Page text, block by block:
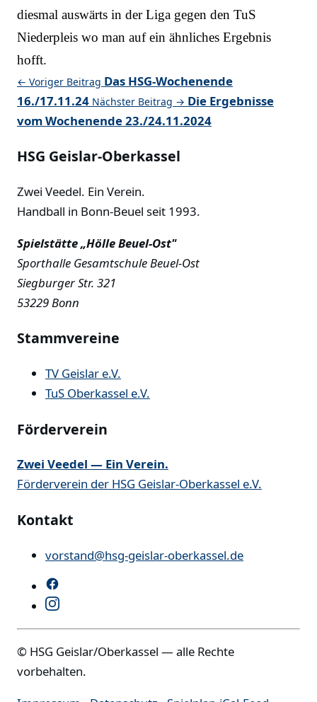
diesmal auswärts in der Liga gegen den TuS
Niederpleis wo man auf ein ähnliches Ergebnis
hofft.
← Voriger Beitrag Das HSG-Wochenende
16./17.11.24 Nächster Beitrag → Die Ergebnisse
vom Wochenende 23./24.11.2024
HSG Geislar-Oberkassel
Zwei Veedel. Ein Verein.
Handball in Bonn-Beuel seit 1993.
Spielstätte „Hölle Beuel-Ost"
Sporthalle Gesamtschule Beuel-Ost
Siegburger Str. 321
53229 Bonn
Stammvereine
TV Geislar e.V.
TuS Oberkassel e.V.
Förderverein
Zwei Veedel — Ein Verein.
Förderverein der HSG Geislar-Oberkassel e.V.
Kontakt
vorstand@hsg-geislar-oberkassel.de
© HSG Geislar/Oberkassel — alle Rechte
vorbehalten.